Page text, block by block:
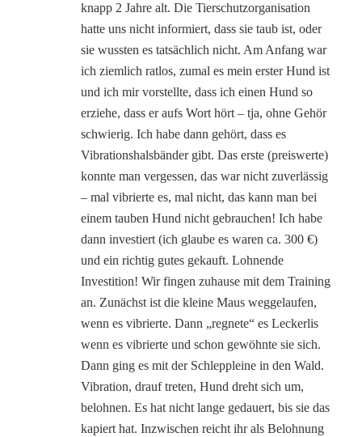
knapp 2 Jahre alt. Die Tierschutzorganisation
hatte uns nicht informiert, dass sie taub ist, oder
sie wussten es tatsächlich nicht. Am Anfang war
ich ziemlich ratlos, zumal es mein erster Hund ist
und ich mir vorstellte, dass ich einen Hund so
erziehe, dass er aufs Wort hört – tja, ohne Gehör
schwierig. Ich habe dann gehört, dass es
Vibrationshalsbänder gibt. Das erste (preiswerte)
konnte man vergessen, das war nicht zuverlässig
– mal vibrierte es, mal nicht, das kann man bei
einem tauben Hund nicht gebrauchen! Ich habe
dann investiert (ich glaube es waren ca. 300 €)
und ein richtig gutes gekauft. Lohnende
Investition! Wir fingen zuhause mit dem Training
an. Zunächst ist die kleine Maus weggelaufen,
wenn es vibrierte. Dann „regnete“ es Leckerlis
wenn es vibrierte und schon gewöhnte sie sich.
Dann ging es mit der Schleppleine in den Wald.
Vibration, drauf treten, Hund dreht sich um,
belohnen. Es hat nicht lange gedauert, bis sie das
kapiert hat. Inzwischen reicht ihr als Belohnung